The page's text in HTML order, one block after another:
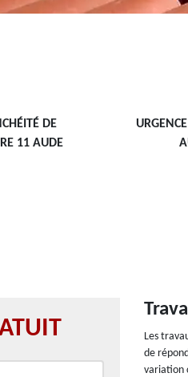
DE
11 AUDE
Les
de
variation